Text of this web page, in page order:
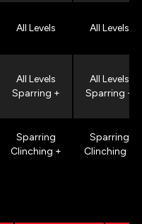
All Levels All Levels
All Levels
Sparring +
All Levels
Sparring +
Sparring
Clinching +
Sparring
Clinching +